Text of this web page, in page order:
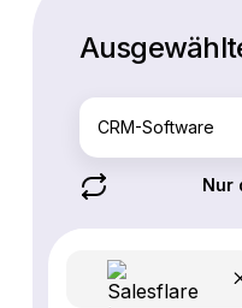
CRM-Software
Nur